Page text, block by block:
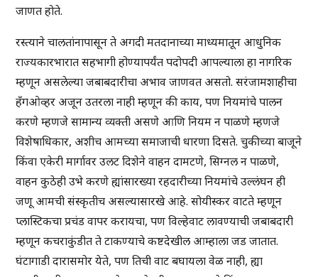
जाणत होते.
रस्त्याने चालतांनापासून ते अगदी मतदानाच्या माध्यमातून आधुनिक
राज्यकारभारात सहभागी होण्यापर्यंत पदोपदी आपल्याला हा नागरिक
म्हणून असलेल्या जबाबदारीचा अभाव जाणवत असतो. सरंजामशाहीचा
हँगओव्हर अजून उतरला नाही म्हणून की काय, पण नियमांचे पालन
करणे म्हणजे सामान्य व्यक्ती असणे आणि नियम न पाळणे म्हणजे
विशेषाधिकार, अशीच आमच्या समाजाची धारणा दिसते. चुकीच्या बाजूने
किंवा एकेरी मार्गावर उलट दिशेने वाहन दामटणे, सिग्नल न पाळणे,
वाहन कुठेही उभे करणे ह्यांसारख्या रहदारीच्या नियमांचे उल्लंघन ही
जणू आमची संस्कृतीच असल्यासारखे आहे. सोयीस्कर वाटते म्हणून
प्लास्टिकचा प्रचंड वापर करायचा, पण विल्हेवाट लावण्याची जबाबदारी
म्हणून कचराकुंडीत ते टाकण्याचे कष्टदेखील आम्हाला जड जातात.
घंटागाडी दारासमोर येते, पण तिची वाट बघायला वेळ नाही, ह्या